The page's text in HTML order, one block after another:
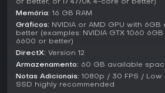
Story and Setting
O mundo do jogo retrata o último
uma cidade onde o sono é sinônimo
rivais surgem como grupos em guerra,
experimentos radicais como
despertares ritualísticos para desafiar
envolvimento pessoal de Katja é salvar
or better, or i7 4770K 4-core or better)
Memória: 16 GB RAM
Gráficos: NVIDIA or AMD GPU with
better (examples: NVIDIA GTX 1060
6600 or better)
DirectX: Version 12
Armazenamento: 60 GB available
Notas Adicionais: 1080p / 30 FPS / Low
SSD highly recommended